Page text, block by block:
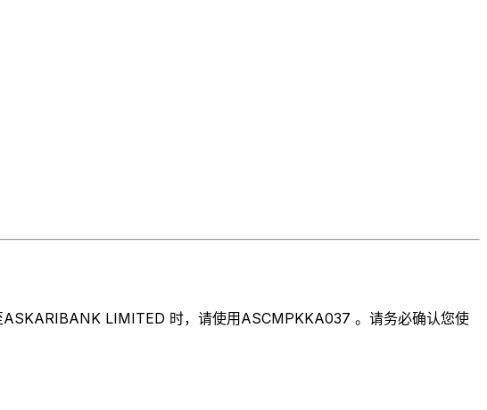
LIMITED 时，请使用ASCMPKKA037 。请务必确认您使